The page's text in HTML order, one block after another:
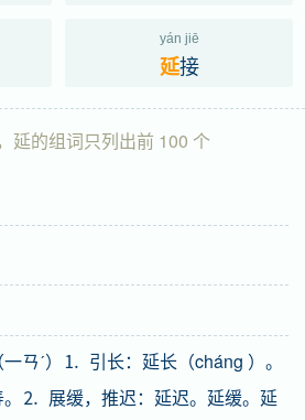
yán jiē
延接
延的组词只列出前 100 个
ㄢˊ）⒈ 引长：延长（cháng ）。
。⒉ 展缓，推迟：延迟。延缓。延